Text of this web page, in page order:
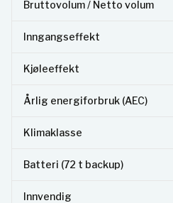
Bruttovolum / Netto volum
Inngangseffekt
Kjøleeffekt
Årlig energiforbruk (AEC)
Klimaklasse
Batteri (72 t backup)
Innvendig